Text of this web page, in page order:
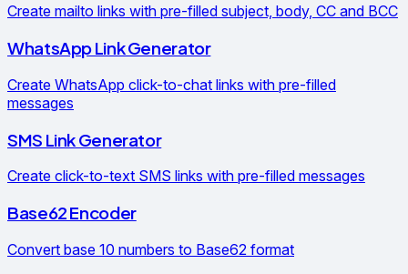
Create mailto links with pre-filled subject, body, CC and BCC
WhatsApp Link Generator
Create WhatsApp click-to-chat links with pre-filled
messages
SMS Link Generator
Create click-to-text SMS links with pre-filled messages
Base62 Encoder
Convert base 10 numbers to Base62 format